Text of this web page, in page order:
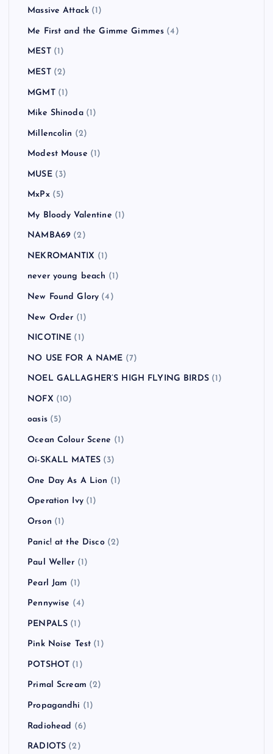
Massive Attack (1)
Me First and the Gimme Gimmes (4)
MEST(1)
MEST(2)
MGMT(1)
Mike Shinoda(1)
Millencolin (2)
Modest Mouse (1)
MUSE(3)
MxPx(5)
My Bloody Valentine (1)
NAMBA69 (2)
NEKROMANTIX (1)
never young beach (1)
New Found Glory (4)
New Order (1)
NICOTINE (1)
NO USE FOR A NAME (7)
NOEL GALLAGHER’S HIGH FLYING BIRDS(1)
NOFX (10)
oasis(5)
Ocean Colour Scene (1)
Oi-SKALL MATES (3)
One Day As A Lion (1)
Operation Ivy(1)
Orson (1)
Panic! at the Disco(2)
Paul Weller (1)
Pearl Jam (1)
Pennywise (4)
PENPALS (1)
Pink Noise Test (1)
POTSHOT (1)
Primal Scream (2)
Propagandhi (1)
Radiohead (6)
RADIOTS (2)